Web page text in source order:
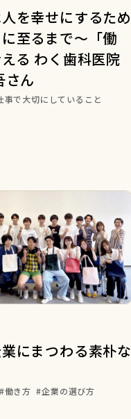
人を幸せにするため
至るまで～「働
る わく歯科医院
さん
事で大切にしていること
にまつわる素朴な
働き方
企業の選び方